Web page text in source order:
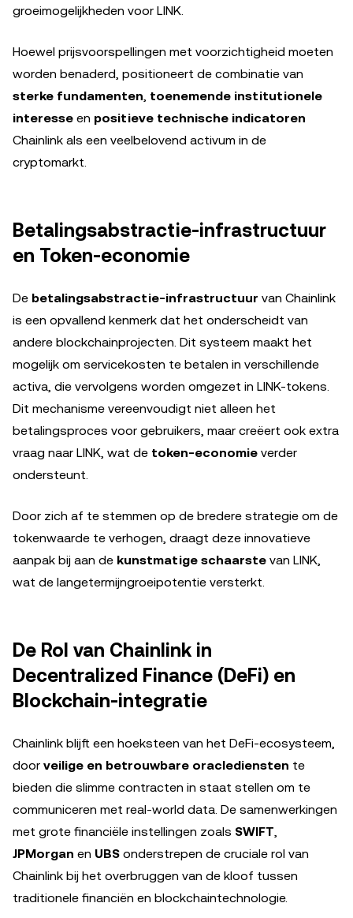
groeimogelijkheden voor LINK.
Hoewel prijsvoorspellingen met voorzichtigheid moeten
worden benaderd, positioneert de combinatie van
sterke fundamenten, toenemende institutionele
interesse en positieve technische indicatoren
Chainlink als een veelbelovend activum in de
cryptomarkt.
Betalingsabstractie-infrastructuur
en Token-economie
De betalingsabstractie-infrastructuur van Chainlink
is een opvallend kenmerk dat het onderscheidt van
andere blockchainprojecten. Dit systeem maakt het
mogelijk om servicekosten te betalen in verschillende
activa, die vervolgens worden omgezet in LINK-tokens.
Dit mechanisme vereenvoudigt niet alleen het
betalingsproces voor gebruikers, maar creëert ook extra
vraag naar LINK, wat de token-economie verder
ondersteunt.
Door zich af te stemmen op de bredere strategie om de
tokenwaarde te verhogen, draagt deze innovatieve
aanpak bij aan de kunstmatige schaarste van LINK,
wat de langetermijngroeipotentie versterkt.
De Rol van Chainlink in
Decentralized Finance (DeFi) en
Blockchain-integratie
Chainlink blijft een hoeksteen van het DeFi-ecosysteem,
door veilige en betrouwbare oraclediensten te
bieden die slimme contracten in staat stellen om te
communiceren met real-world data. De samenwerkingen
met grote financiële instellingen zoals SWIFT,
JPMorgan en UBS onderstrepen de cruciale rol van
Chainlink bij het overbruggen van de kloof tussen
traditionele financiën en blockchaintechnologie.